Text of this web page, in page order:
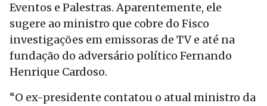
Eventos e Palestras. Aparentemente, ele
sugere ao ministro que cobre do Fisco
investigações em emissoras de TV e até na
fundação do adversário político Fernando
Henrique Cardoso.
“O ex-presidente contatou o atual ministro da